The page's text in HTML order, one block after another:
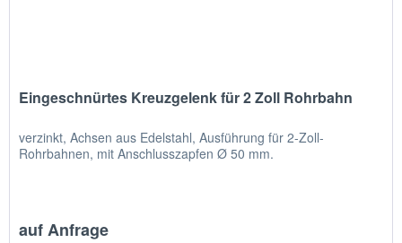
Eingeschnürtes Kreuzgelenk für 2 Zoll Rohrbahn
verzinkt, Achsen aus Edelstahl, Ausführung für 2-Zoll-
Rohrbahnen, mit Anschlusszapfen Ø 50 mm.
auf Anfrage